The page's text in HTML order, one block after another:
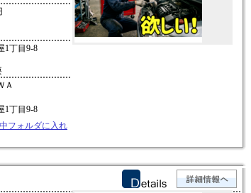
1丁目9-8
Ａ
1丁目9-8
フォルダに入れ